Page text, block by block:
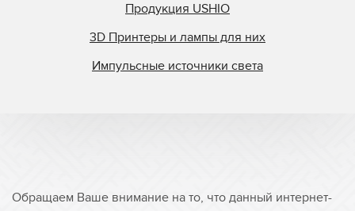
Tasic
TCS
Продукция USHIO
3D Принтеры и лампы для них
Импульсные источники света
Обращаем Ваше внимание на то, что данный интернет-